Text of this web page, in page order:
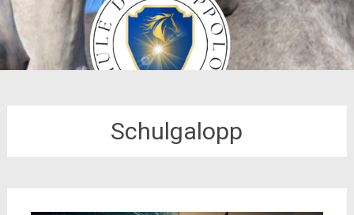
Schulgalopp